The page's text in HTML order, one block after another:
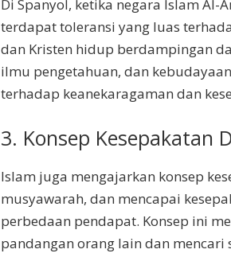
Di Spanyol, ketika negara Islam Al-
terdapat toleransi yang luas
dan Kristen hidup berdampingan
ilmu pengetahuan, dan
terhadap keanekaragaman dan
3. Konsep Kesepakatan
Islam juga mengajarkan konsep
musyawarah, dan mencapai
perbedaan pendapat. Konsep ini
pandangan orang lain dan